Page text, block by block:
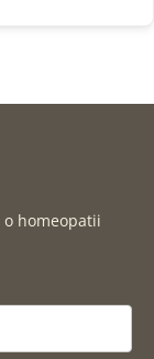
homeopatii